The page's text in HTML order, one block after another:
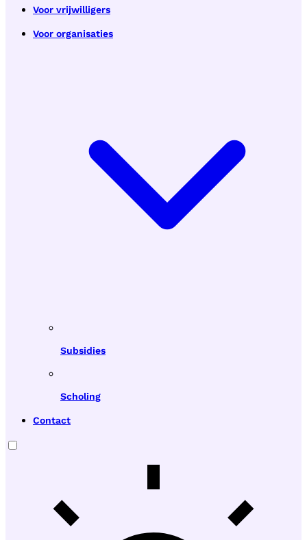
Voor vrijwilligers
Voor organisaties
Subsidies
Scholing
Contact